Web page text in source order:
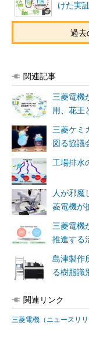
けた実
過去
関連記事
三菱電機
用、花王
三菱ケミ
図る協議
工場排水
人が邪魔
菱電機が
三菱電機
推進する
島津製作
る樹脂識
関連リンク
三菱電機（ニュースリリ